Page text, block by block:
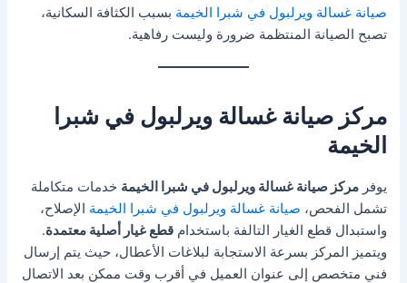
صيانة غسالة ويرلبول في شبرا الخيمة بسبب الكثافة السكانية،
تصبح الصيانة المنتظمة ضرورة وليست رفاهية.
مركز صيانة غسالة ويرلبول في شبرا
الخيمة
يوفرمركز صيانة غسالة ويرلبول في شبرا الخيمة خدمات متكاملة
تشمل الفحص، صيانة غسالة ويرلبول في شبرا الخيمة الإصلاح،
واستبدال قطع الغيار التالفة باستخدامقطع غيار أصلية معتمدة.
ويتميز المركز بسرعة الاستجابة لبلاغات الأعطال، حيث يتم إرسال
فني متخصص إلى عنوان العميل في أقرب وقت ممكن بعد الاتصال